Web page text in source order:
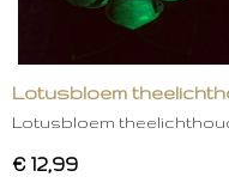
Lotusbloem
Lotusbloem
€ 12,99